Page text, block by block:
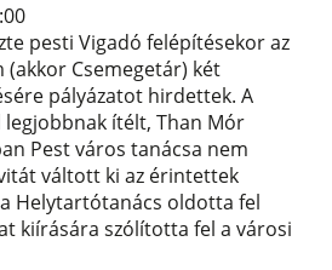
pesti Vigadó felépítésekor az
Csemegetár) két
pályázatot hirdettek. A
ítélt, Than Mór
Pest város tanácsa nem
váltott ki az érintettek
Helytartótanács oldotta fel
kiírására szólította fel a városi